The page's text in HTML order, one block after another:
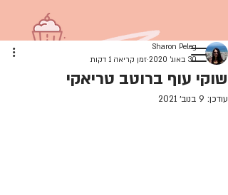
להתחברות
שוקי עוף ברוטב טריאקי
Sharon Peleg
30 באוג׳ 2020
זמן קריאה 1 דקות
עודכן: 9 בנוב׳ 2021